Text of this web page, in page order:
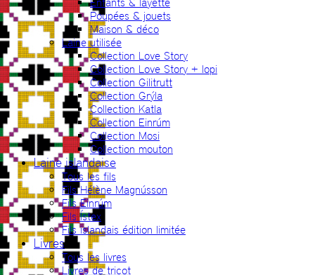
Poupées & jouets
Maison & déco
Laine utilisée
Collection Love Story
Collection Love Story + lopi
Collection Gilitrutt
Collection Grýla
Collection Katla
Collection Einrúm
Collection Mosi
Collection mouton
Laine islandaise
Tous les fils
Fils Hélène Magnússon
Fils Einrúm
Fils Ístex
Fils islandais édition limitée
Livres
Tous les livres
Livres de tricot